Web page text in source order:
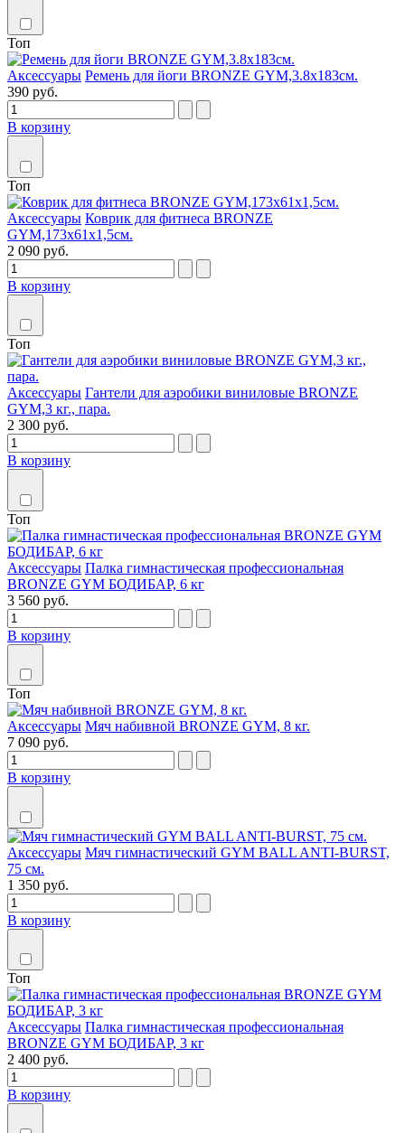
Топ
Аксессуары Ремень для йоги BRONZE GYM,3.8x183см.
390 руб.
В корзину
Топ
Аксессуары Коврик для фитнеса BRONZE
GYM,173x61x1,5см.
2 090 руб.
В корзину
Топ
Аксессуары Гантели для аэробики виниловые BRONZE
GYM,3 кг., пара.
2 300 руб.
В корзину
Топ
Аксессуары Палка гимнастическая профессиональная
BRONZE GYM БОДИБАР, 6 кг
3 560 руб.
В корзину
Топ
Аксессуары Мяч набивной BRONZE GYM, 8 кг.
7 090 руб.
В корзину
Аксессуары Мяч гимнастический GYM BALL ANTI-BURST,
75 см.
1 350 руб.
В корзину
Топ
Аксессуары Палка гимнастическая профессиональная
BRONZE GYM БОДИБАР, 3 кг
2 400 руб.
В корзину